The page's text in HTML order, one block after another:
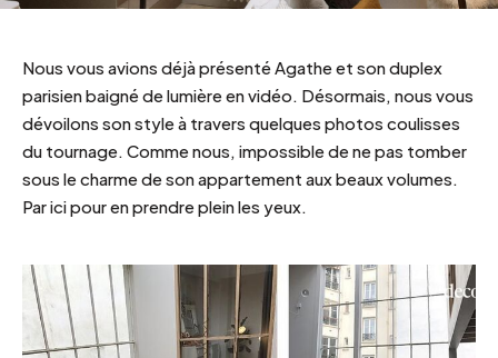
Nous vous avions déjà présenté Agathe et son duplex
parisien baigné de lumière en vidéo. Désormais, nous vous
dévoilons son style à travers quelques photos coulisses
du tournage. Comme nous, impossible de ne pas tomber
sous le charme de son appartement aux beaux volumes.
Par ici pour en prendre plein les yeux.